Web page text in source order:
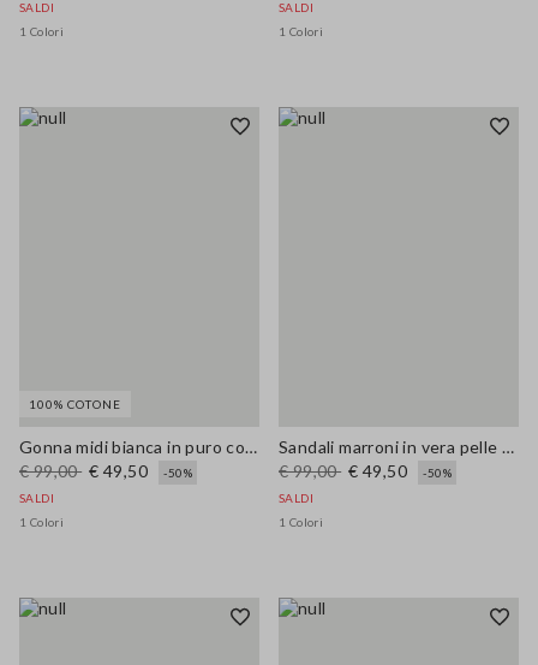
SALDI
1 Colori
SALDI
1 Colori
100% COTONE
Gonna midi bianca in puro cotone con ricami traforati
€ 99,00 € 49,50
-50%
SALDI
1 Colori
Sandali marroni in vera pelle con borchie
€ 99,00 € 49,50
-50%
SALDI
1 Colori